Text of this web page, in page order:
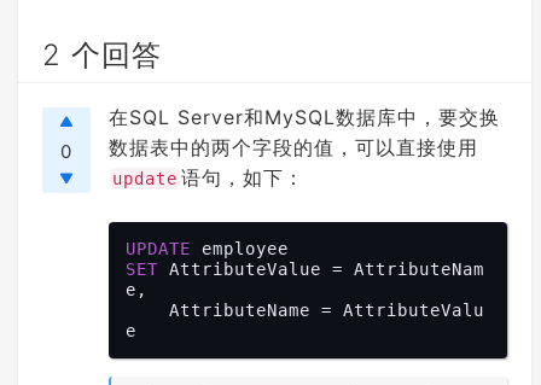
2 个回答
0
在SQL Server和MySQL数据库中，要交换
数据表中的两个字段的值，可以直接使用
update 语句，如下：
UPDATE
SET AttributeValue = AttributeNam
e,